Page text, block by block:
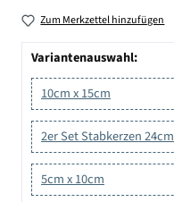
Zum Merkzettel hinzufügen
Variantenauswahl:
10cm x 15cm
2er Set Stabkerzen 24cm
5cm x 10cm